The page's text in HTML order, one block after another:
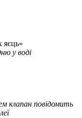
яєць»
у воді
клапан повідомить